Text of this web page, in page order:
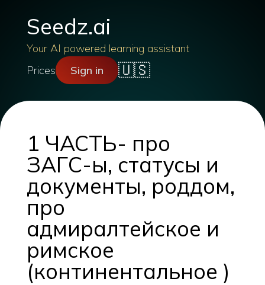
Seedz.ai
Your AI powered learning assistant
Prices
Sign in 🇺🇸
1 ЧАСТЬ- про
ЗАГС-ы, статусы и
документы, роддом,
про
адмиралтейское и
римское
(континентальное )